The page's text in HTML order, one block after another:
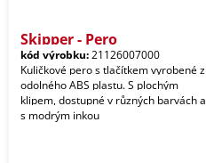
Skipper - Pero
kód výrobku:21126007000
Kuličkové pero s tlačítkem vyrobené z
odolného ABS plastu. S plochým
klipem, dostupné v různých barvách a
s modrým inkou